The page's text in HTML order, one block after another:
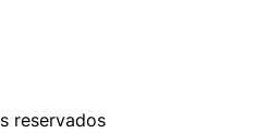
reservados